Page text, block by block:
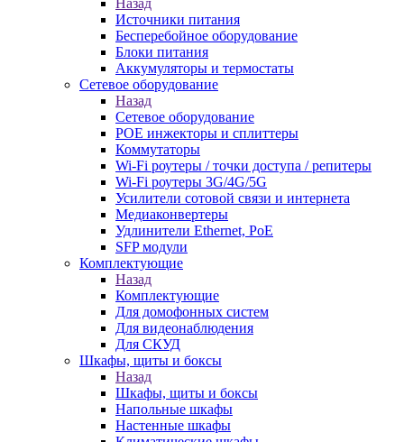
Назад
Источники питания
Бесперебойное оборудование
Блоки питания
Аккумуляторы и термостаты
Сетевое оборудование
Назад
Сетевое оборудование
POE инжекторы и сплиттеры
Коммутаторы
Wi-Fi роутеры / точки доступа / репитеры
Wi-Fi роутеры 3G/4G/5G
Усилители сотовой связи и интернета
Медиаконвертеры
Удлинители Ethernet, PoE
SFP модули
Комплектующие
Назад
Комплектующие
Для домофонных систем
Для видеонаблюдения
Для СКУД
Шкафы, щиты и боксы
Назад
Шкафы, щиты и боксы
Напольные шкафы
Настенные шкафы